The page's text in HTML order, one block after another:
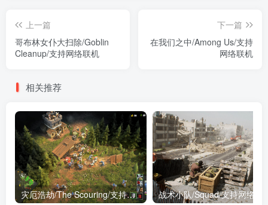
上一篇
哥布林女仆大扫除/Goblin
Cleanup/支持网络联机
下一篇
在我们之中/Among Us/支持
网络联机
相关推荐
灾厄浩劫/The Scouring/支持网络联机 战术小队/Squad/支持网络联